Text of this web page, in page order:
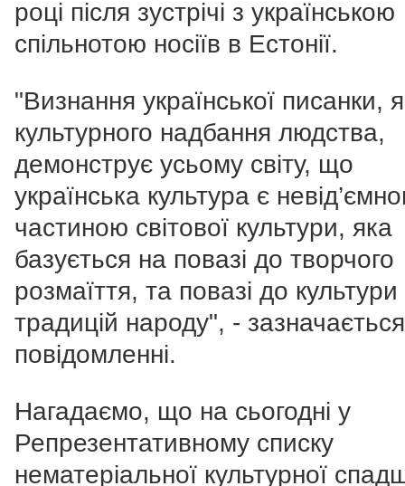
році після зустрічі з українською
спільнотою носіїв в Естонії.
"Визнання української писанки,
культурного надбання людства,
демонструє усьому світу, що
українська культура є
частиною світової культури, яка
базується на повазі до творчого
розмаїття, та повазі до культури
традицій народу", -
повідомленні.
Нагадаємо, що на сьогодні у
Репрезентативному списку
нематеріальної культурної